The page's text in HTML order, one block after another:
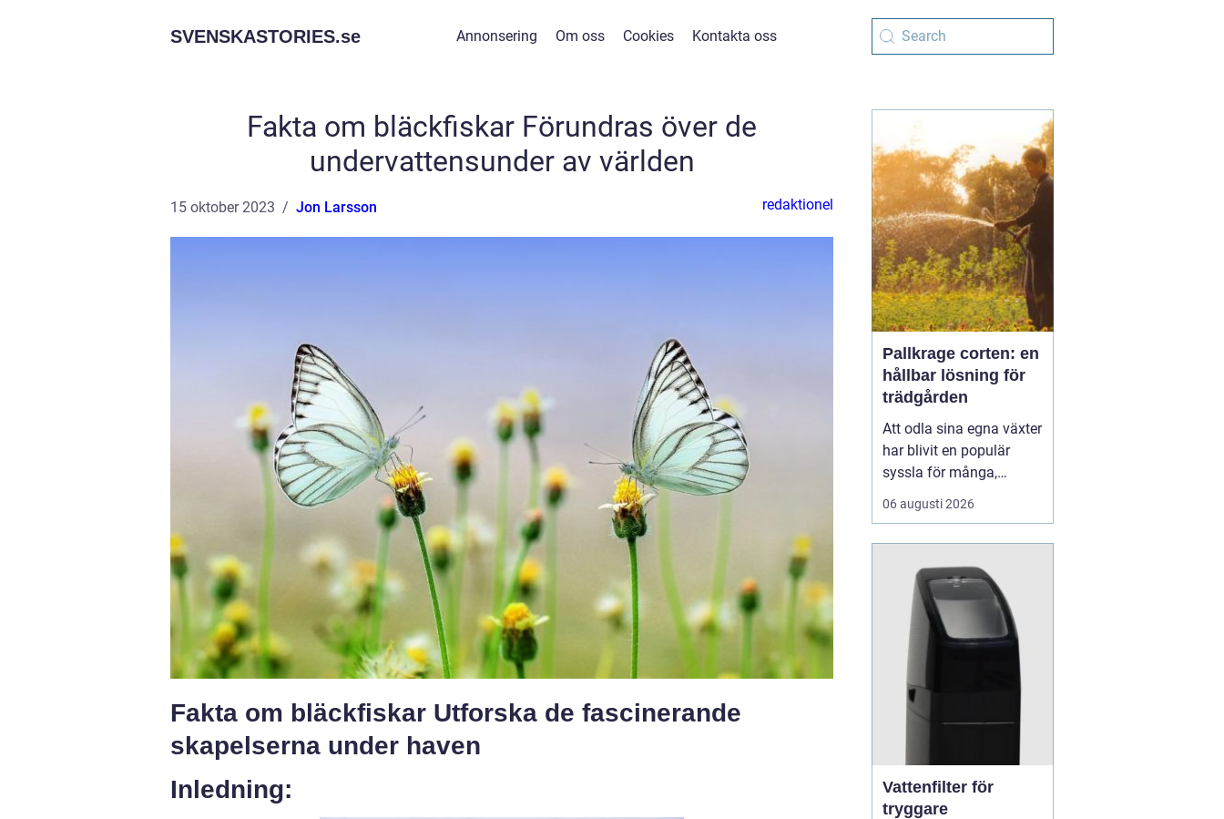
SVENSKASTORIES.se Annonsering Om oss Cookies Kontakta oss
Fakta om bläckfiskar Förundras över de
undervattensunder av världen
15 oktober 2023 Jon Larsson redaktionel
Fakta om bläckfiskar Utforska de fascinerande
skapelserna under haven
Inledning:
Pallkrage corten: en
hållbar lösning för
trädgården
Att odla sina egna växter
har blivit en populär
syssla för många,
oavsett om det handlar
om att ha en prunkande
balkongträdgård i stan.
En av de mest effektiva
och este...
06 augusti 2026
Vattenfilter för
tryggare